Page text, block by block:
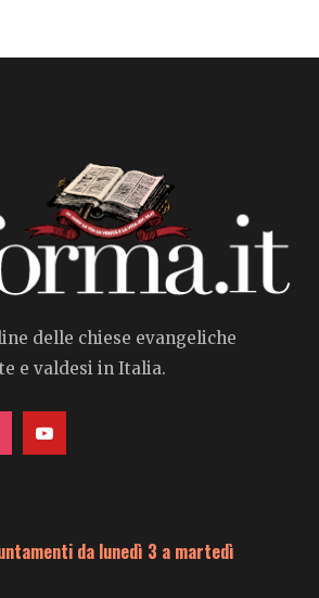
delle chiese evangeliche
e valdesi in Italia.
da lunedì 3 a martedì